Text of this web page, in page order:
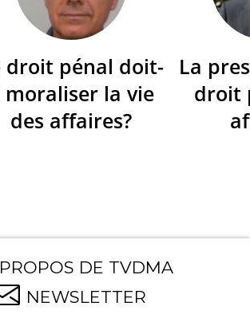
droit pénal doit-
moraliser la vie
des affaires?
La
droit
DE TVDMA
NEWSLETTER